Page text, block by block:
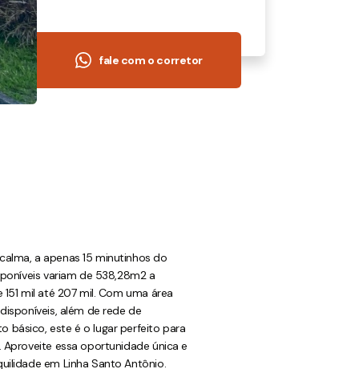
fale com o corretor
a apenas 15 minutinhos do
variam de 538,28m2 a
mil até 207 mil. Com uma área
além de rede de
básico, este é o lugar perfeito para
essa oportunidade única e
em Linha Santo Antônio.